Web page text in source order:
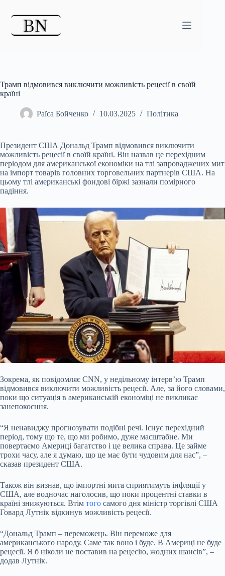
Трамп відмовився виключити можливість рецесії в своїй
країні
Раїса Бойченко 10.03.2025 Політика
Президент США Дональд Трамп відмовився виключити
можливість рецесії в своїй країні. Він назвав це перехідним
періодом для американської економіки на тлі запроваджених мит
на імпорт товарів головних торговельних партнерів США. На
цьому тлі американські фондові біржі зазнали помірного
падіння.
Зокрема, як повідомляє CNN, у недільному інтервʼю Трамп
відмовився виключити можливість рецесії. Але, за його словами,
поки що ситуація в американській економіці не викликає
занепокоєння.
“Я ненавиджу прогнозувати подібні речі. Існує перехідний
період, тому що те, що ми робимо, дуже масштабне. Ми
повертаємо Америці багатство і це велика справа. Це займе
трохи часу, але я думаю, що це має бути чудовим для нас”, –
сказав президент США.
Також він визнав, що імпортні мита сприятимуть інфляції у
США, але водночас наголосив, що поки процентні ставки в
країні знижуються. Втім того самого дня міністр торгівлі США
Говард Лутнік відкинув можливість рецесії.
“Дональд Трамп – переможець. Він переможе для
американського народу. Саме так воно і буде. В Америці не буде
рецесії. Я б ніколи не поставив на рецесію, жодних шансів”, –
додав Лутнік.